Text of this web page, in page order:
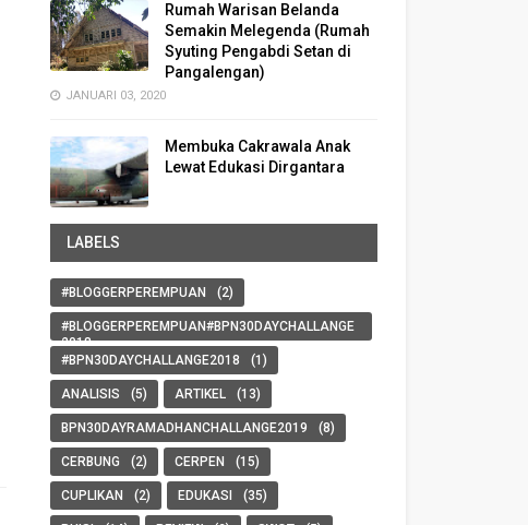
Rumah Warisan Belanda
Semakin Melegenda (Rumah
Syuting Pengabdi Setan di
Pangalengan)
JANUARI 03, 2020
Membuka Cakrawala Anak
Lewat Edukasi Dirgantara
LABELS
#BLOGGERPEREMPUAN (2)
#BLOGGERPEREMPUAN#BPN30DAYCHALLANGE
2018
(8)#BPN30DAYCHALLANGE2018 (1)
ANALISIS (5) ARTIKEL (13)
BPN30DAYRAMADHANCHALLANGE2019 (8)
CERBUNG (2) CERPEN (15)
CUPLIKAN (2) EDUKASI (35)